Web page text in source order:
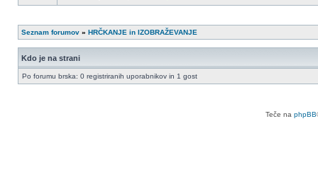
Seznam forumov » HRČKANJE in IZOBRAŽEVANJE
Kdo je na strani
Po forumu brska: 0 registriranih uporabnikov in 1 gost
Teče na phpBB